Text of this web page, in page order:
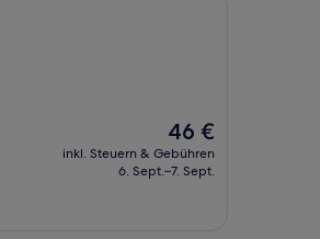
Der
Preis
beträgt
46 €
inkl. Steuern & Gebühren
6. Sept.–7. Sept.